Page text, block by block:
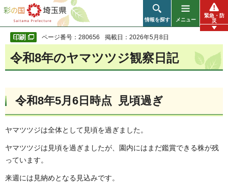
彩の国 埼玉県
情報を探す メニュー
緊急・防
災
ページ番号：280656 掲載日：2026年5月8日
令和8年のヤマツツジ観察日記
令和8年5月6日時点 見頃過ぎ
ヤマツツジは全体として見頃を過ぎました。
ヤマツツジは見頃を過ぎましたが、園内にはまだ鑑賞できる株が残
っています。
来週には見納めとなる見込みです。